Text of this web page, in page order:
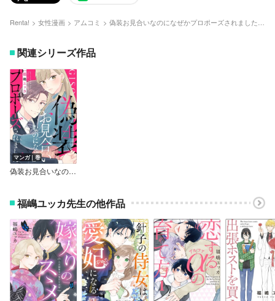
Renta! 女性漫画 アムコミ 偽装お見合いなのになぜかプロポーズされました【単行本版】
関連シリーズ作品
マンガ｜巻
偽装お見合いなのになぜかプロポーズされました
福嶋ユッカ先生の他作品